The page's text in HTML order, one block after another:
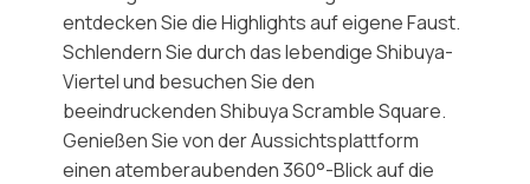
entdecken Sie die Highlights auf eigene Faust.
Schlendern Sie durch das lebendigeShibuya-
Viertelund besuchen Sie den
beeindruckendenShibuya Scramble Square.
Genießen Sie von der Aussichtsplattform
einen atemberaubenden360°-Blickauf die